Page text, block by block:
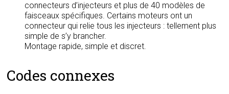
connecteurs d’injecteurs et plus de 40 modèles de
faisceaux spécifiques. Certains moteurs ont un
connecteur qui relie tous les injecteurs : tellement plus
simple de s’y brancher.
Montage rapide, simple et discret.
Codes connexes